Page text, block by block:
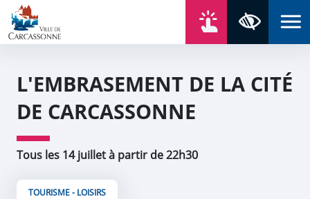
Aller au contenu
Aller au menu
Aller au plan du site
Aller à la recherche
L'EMBRASEMENT DE LA CITÉ
DE CARCASSONNE
Tous les 14 juillet à partir de 22h30
TOURISME - LOISIRS
Panneau de gestion des cookies